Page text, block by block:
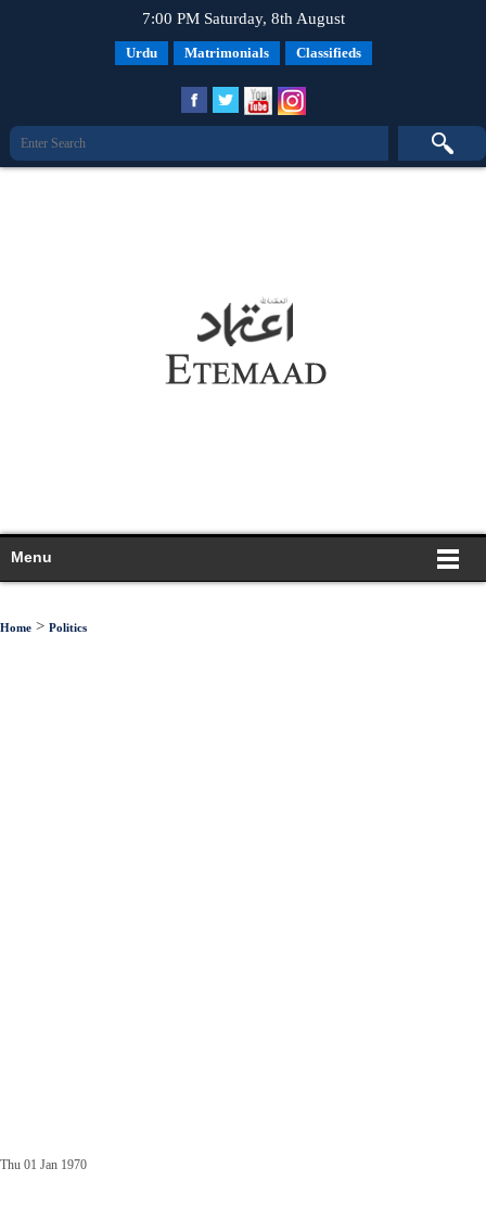
7:00 PM Saturday, 8th August
Urdu Matrimonials Classifieds
Menu
Home > Politics
Thu 01 Jan 1970